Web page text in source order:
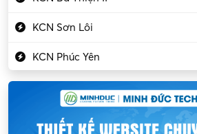
Luật – Công chứng
Marketing – PR
Mỹ phẩm – Trang sức
KCN Sơn Lôi
KCN Phúc Yên
Khu CN Đồng Sóc
KCN Chấn Hưng